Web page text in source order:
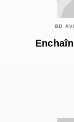
BD